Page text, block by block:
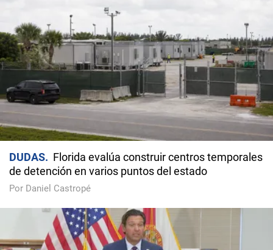
DUDAS
Florida evalúa construir centros temporales
de detención en varios puntos del estado
Por Daniel Castropé